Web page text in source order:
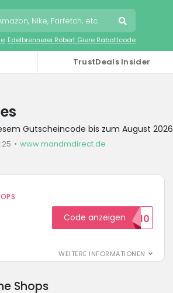
Edelbrennerei Robert Giere Rabattcode
TrustDeals Insider
Gutscheincode bis zum August 2026
www.mandmdirect.de
WEITERE INFORMATIONEN
Code anzeigenHELLO10
Shops